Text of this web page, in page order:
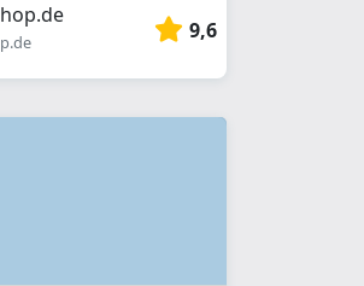
9,6